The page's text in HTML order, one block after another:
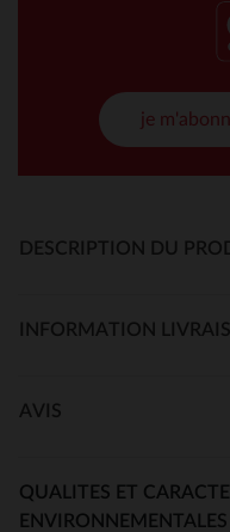
je
DESCRIPTION DU
INFORMATION
AVIS
QUALITES ET
ENVIRONNEMENTALES